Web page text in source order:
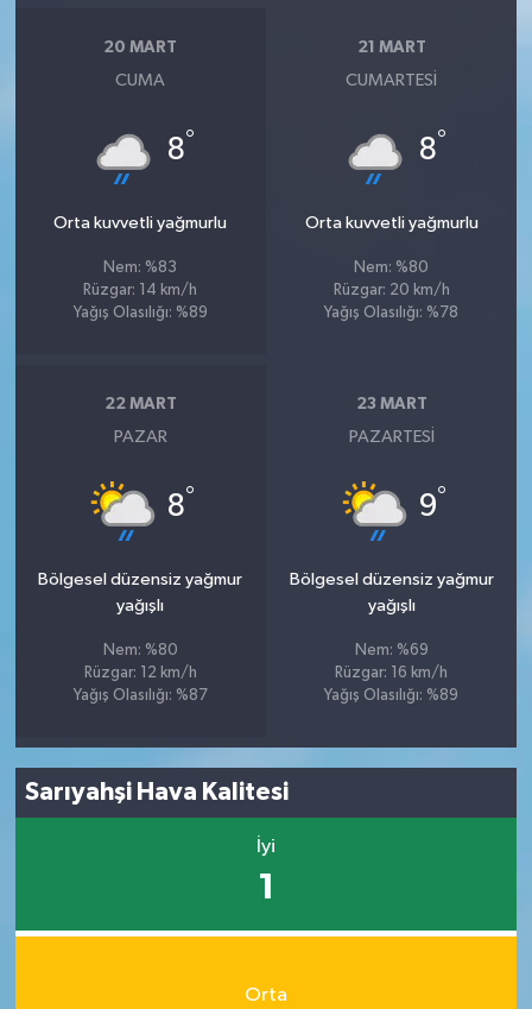
20 MART
CUMA
8°
Orta kuvvetli yağmurlu
Nem: %83
Rüzgar: 14 km/h
Yağış Olasılığı: %89
21 MART
CUMARTESI
8°
Orta kuvvetli yağmurlu
Nem: %80
Rüzgar: 20 km/h
Yağış Olasılığı: %78
22 MART
PAZAR
8°
Bölgesel düzensiz yağmur
yağışlı
Nem: %80
Rüzgar: 12 km/h
Yağış Olasılığı: %87
23 MART
PAZARTESI
9°
Bölgesel düzensiz yağmur
yağışlı
Nem: %69
Rüzgar: 16 km/h
Yağış Olasılığı: %89
Sarıyahşi Hava Kalitesi
İyi
1
Orta